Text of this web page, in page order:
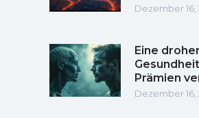
Dezember 16,
Eine
Prämien
Dezember 16,